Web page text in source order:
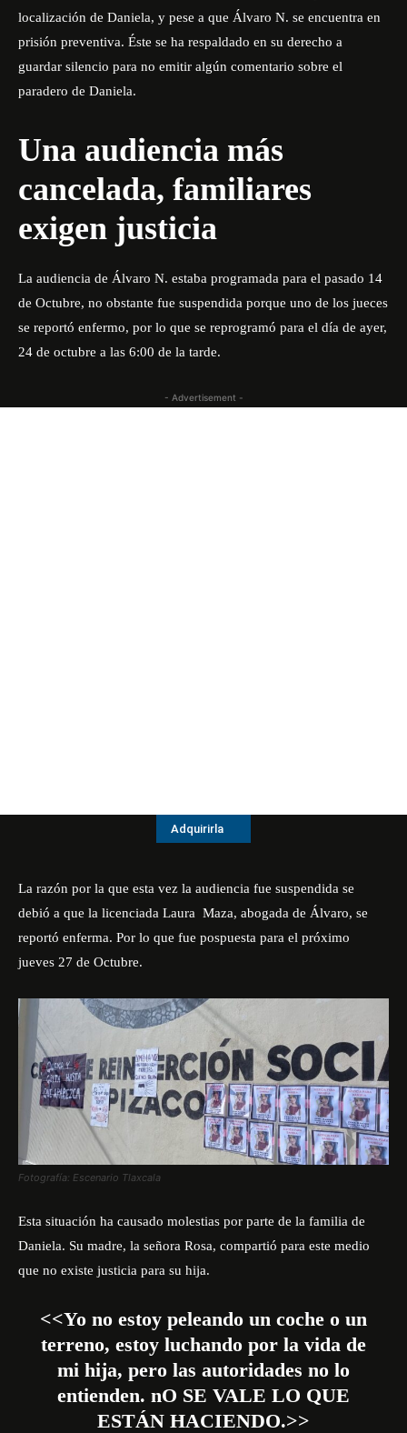
localización de Daniela, y pese a que Álvaro N. se encuentra en
prisión preventiva. Éste se ha respaldado en su derecho a
guardar silencio para no emitir algún comentario sobre el
paradero de Daniela.
Una audiencia más
cancelada, familiares
exigen justicia
La audiencia de Álvaro N. estaba programada para el pasado 14
de Octubre, no obstante fue suspendida porque uno de los jueces
se reportó enfermo, por lo que se reprogramó para el día de ayer,
24 de octubre a las 6:00 de la tarde.
- Advertisement -
Adquirirla
La razón por la que esta vez la audiencia fue suspendida se
debió a que la licenciada Laura Maza, abogada de Álvaro, se
reportó enferma. Por lo que fue pospuesta para el próximo
jueves 27 de Octubre.
Fotografía: Escenario Tlaxcala
Esta situación ha causado molestias por parte de la familia de
Daniela. Su madre, la señora Rosa, compartió para este medio
que no existe justicia para su hija.
<<Yo no estoy peleando un coche o un
terreno, estoy luchando por la vida de
mi hija, pero las autoridades no lo
entienden. nO SE VALE LO QUE
ESTÁN HACIENDO.>>